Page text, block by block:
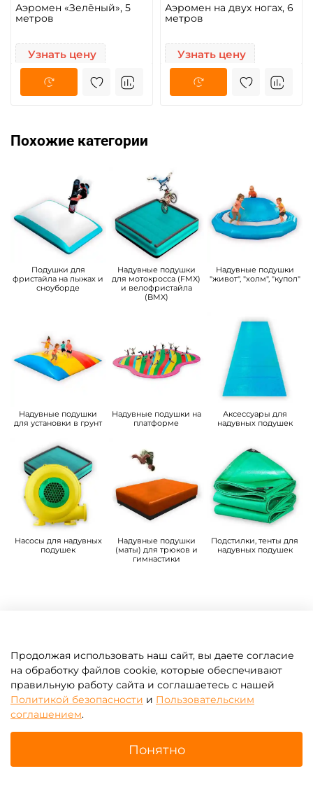
Аэромен «Зелёный», 5
метров
Узнать цену
Аэромен на двух ногах, 6
метров
Узнать цену
Похожие категории
Подушки для
фристайла на лыжах и
сноуборде
Надувные подушки
для мотокросса (FMX)
и велофристайла
(BMX)
Надувные подушки
"живот", "холм", "купол"
Надувные подушки
для установки в грунт
Надувные подушки на
платформе
Аксессуары для
надувных подушек
Насосы для надувных
подушек
Надувные подушки
(маты) для трюков и
гимнастики
Подстилки, тенты для
надувных подушек
Продолжая использовать наш сайт, вы даете согласие
на обработку файлов cookie, которые обеспечивают
правильную работу сайта и соглашаетесь с нашей
Политикой безопасности и Пользовательским
соглашением.
Понятно